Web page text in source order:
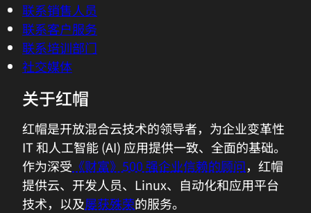
联系销售人员
联系客户服务
联系培训部门
社交媒体
关于红帽
红帽是开放混合云技术的领导者，为企业变革性
IT 和人工智能 (AI) 应用提供一致、全面的基础。
作为深受 《财富》500 强企业信赖的顾问，红帽
提供云、开发人员、Linux、自动化和应用平台
技术，以及屡获殊荣的服务。